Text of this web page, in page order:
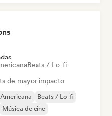
Beats / Lo-fi
de mayor impacto
Americana
Beats / Lo-fi
Música de cine